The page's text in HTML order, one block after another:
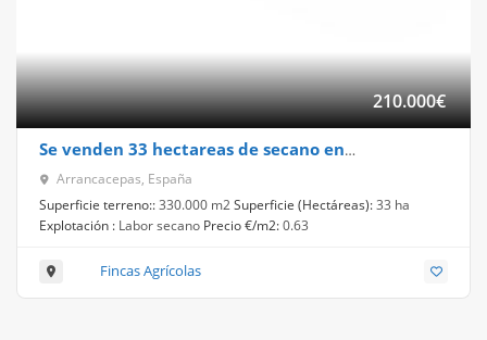
210.000€
Se venden 33 hectareas de secano en
Arrancacepas (Cuenca)
Arrancacepas, España
Superficie terreno::330.000 m2Superficie (Hectáreas):33 ha
Explotación : Labor secano Precio €/m2:0.63
Fincas Agrícolas